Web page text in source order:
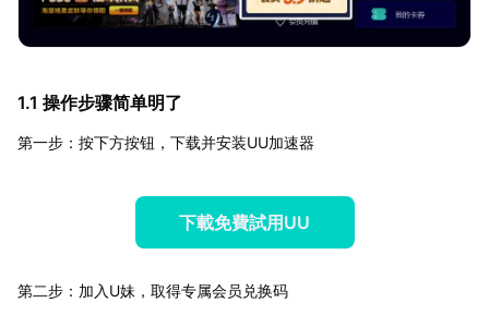
1.1 操作步骤简单明了
第一步：按下方按钮，下载并安装UU加速器
下載免費試用UU
第二步：加入U妹，取得专属会员兑换码